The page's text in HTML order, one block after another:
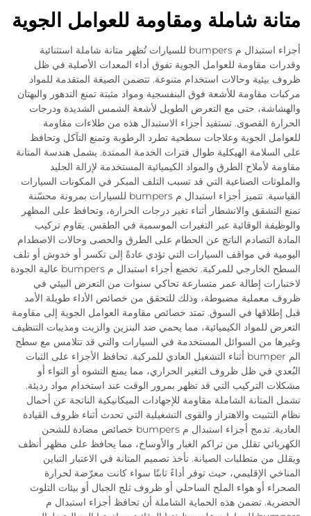
متانة شاملة ومقاومة للعوامل الجوية
أجزاء استبدال م bumpers للسيارات تُظهر متانة شاملة استثنائية
وقدرات مقاومة للعوامل الجوية تفوق أداء المعدات الأصلية في ظل
ظروف بيئية وحالات استخدام متنوعة. تتضمن الصيغة المتقدمة للمواد
مركبات مقاومة للأشعة فوق البنفسجية ومواد مثبتة تمنع التدهور والبهتان
والهشاشة، حتى مع التعرض الطويل لأشعة الشمس الشديدة ودرجات
الحرارة القصوى. تستفيد أجزاء الاستبدال هذه من طلاءات مقاومة
للعوامل الجوية وعلاجات سطحية تطرد الرطوبة وتمنع التآكل وتحافظ
على السلامة الهيكلية طوال فترات الخدمة الممتدة. يشمل هندسة المتانة
مقاومة لأملاح الطرق والمواد الكيميائية المستخدمة لإزالة الجليد
والملوثات الصناعية التي قد تسبب التلف المبكر في المكونات السيارات
القياسية. تتميز أجزاء استبدال م bumpers للسيارات بمرونة محسّنة
تمنع التشقق والانشطار أثناء تغير درجات الحرارة، وتحافظ على المظهر
والوظيفة الوقائية عبر التغيرات الموسمية في الطقس. يقاوم تركيب
المادة التصادم الناتج عن الحطام على الطرق والحصى وحالات الاصطدام
اليومية في مواقف السيارات التي تؤدي عادةً إلى تكسر أو خدوش أو تلف
السطح الخارجي للمركبة. تخضع أجزاء استبدال م bumpers عالية الجودة
لاختبارات إطالة عمر متسارعة تحاكي سنوات من التعرض البيئي في
ظروف معملية مضبوطة، وذلك للتحقق من خصائص الأداء طويلة الأمد
قبل إطلاقها في السوق. تمتد خصائص مقاومة العوامل الجوية إلى مقاومة
التعرض للمواد الكيميائية، مما يحمي ضد البنزين والزيت ومذيبات التنظيف
وغيرها من السوائل المستخدمة في السيارات والتي قد تتلامس مع سطح
الم bumper أثناء التشغيل العادي للمركبة. تحافظ الأجزاء على الثبات
البُعدي في ظل ظروف التغير الحراري، مما يمنع التشوه أو التواء أو
مشكلات التركيب التي قد تظهر بمرور الوقت عند استخدام مواد رديئة.
تشمل المتانة الشاملة مقاومة للإجهادات الميكانيكية الناتجة عن أحمال
نظام التثبيت والاهتزاز والقوى التشغيلية التي تحدث أثناء ظروف القيادة
العادية. تدمج أجزاء استبدال م bumpers خصائص مضادة للشحن
الكهربائي تقلل من تراكم الغبار والأوساخ، مما يحافظ على مظهر أنظف
ويقلل من متطلبات الصيانة. تأخذ تصميم المتانة في الاعتبار التباين
المناخي الإقليمي، حيث توفر أداءً ثابتًا سواء كانت معرّضة لحرارة
الصحراء أو هواء الملح الساحلي أو ظروف ثلج الجبال أو بيئات التلوث
الحضرية. تضمن هذه الحماية الشاملة أن تحافظ أجزاء استبدال م